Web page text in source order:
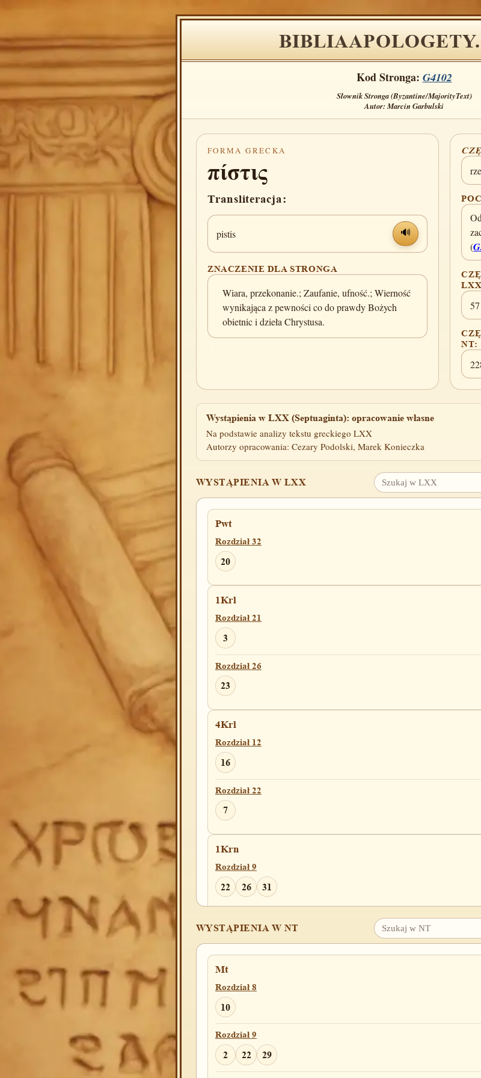
Kod Stronga: G4102
Słownik Stronga (Byzantine/MajorityText)
Autor: Marcin Garbulski
FORMA GRECKA
πίστις
Transliteracja:
pistis 🔊
ZNACZENIE DLA STRONGA
Wiara, przekonanie.; Zaufanie, ufność.; Wierność
wynikająca z pewności co do prawdy Bożych
obietnic i dzieła Chrystusa.
(
57
NT:
Wystąpienia w LXX (Septuaginta): opracowanie własne
Na podstawie analizy tekstu greckiego LXX
Autorzy opracowania: Cezary Podolski, Marek Konieczka
WYSTĄPIENIA W LXX
Pwt
Rozdział 32
20
1Krl
Rozdział 21
3
Rozdział 26
23
4Krl
Rozdział 12
16
Rozdział 22
7
1Krn
Rozdział 9
22 26 31
2Krn
Rozdział 31
12
Rozdział 34
12
2Ezd
Rozdział 20
WYSTĄPIENIA W NT
Mt
Rozdział 8
10
Rozdział 9
2 22 29